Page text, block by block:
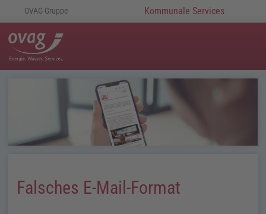
OVAG-Gruppe Kommunale Services
Falsches E-Mail-Format